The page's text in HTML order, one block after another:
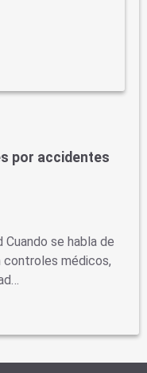
por accidentes
se habla de
controles médicos,